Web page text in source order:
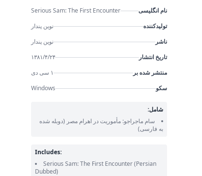
نام انگلیسی
Serious Sam: The First Encounter
تولیدکننده
نوین پندار
ناشر
نوین پندار
تاریخ انتشار
۱۳۸۱/۴/۲۴
منتشر شده بر
۱ سی دی
سکو
Windows
شامل:
سام ماجراجو: مأموریت در اهرام مصر (دوبله شده
به فارسی)
Includes:
Serious Sam: The First Encounter(Persian
Dubbed)